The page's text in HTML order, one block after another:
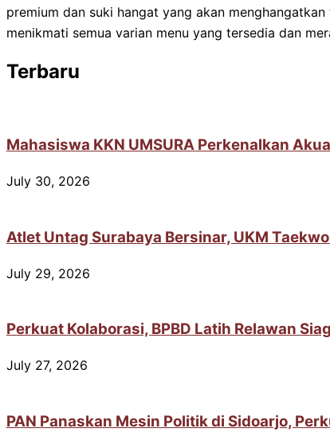
premium dan suki hangat yang akan
menikmati semua varian menu yang tersedia dan
Terbaru
Mahasiswa KKN UMSURA Perkenalkan
July 30, 2026
Atlet Untag Surabaya Bersinar, UKM
July 29, 2026
Perkuat Kolaborasi, BPBD Latih Relawan
July 27, 2026
PAN Panaskan Mesin Politik di Sidoarjo,